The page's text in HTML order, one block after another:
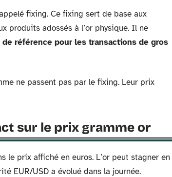
fixing. Ce fixing sert de base aux
produits adossés à l’or physique. Il ne
référence pour les transactions de gros
ne passent pas par le fixing. Leur prix
sur le prix gramme or
le prix affiché en euros. L’or peut stagner en
EUR/USD a évolué dans la journée.